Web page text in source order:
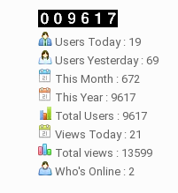
Users Today : 19
Users Yesterday : 69
This Month : 672
This Year : 9617
Total Users : 9617
Views Today : 21
Total views : 13599
Who's Online : 2
Desak
masyarakat
bukan merupakan
pertama ke
ATR/ BPN.
kunjungan kali ini
ATR/BPN
agraria di desa
壯陽藥台灣購物
犀利士壯陽藥線上購買